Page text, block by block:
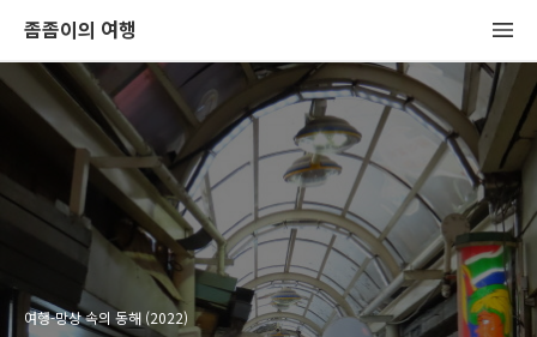
좀좀이의 여행
여행-망상 속의 동해 (2022)